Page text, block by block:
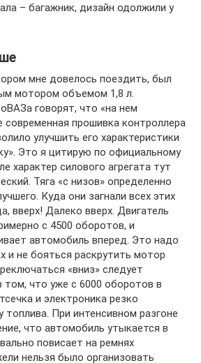
– багажник, дизайн одолжили у
мне довелось поездить, был
мотором объемом 1,8 л.
говорят, что «на нем
современная прошивка контроллера
улучшить его характеристики
Это я цитирую по официальному
характер силового агрегата тут
Тяга «с низов» определенно
Куда они загнали всех этих
вверх! Далеко вверх. Двигатель
с 4500 оборотов, и
автомобиль вперед. Это надо
и не бояться раскрутить мотор
«вниз» следует
что уже с 6000 оборотов в
и электроника резко
топлива. При интенсивном разгоне
что автомобиль утыкается в
повисает на ремнях
нельзя было организовать